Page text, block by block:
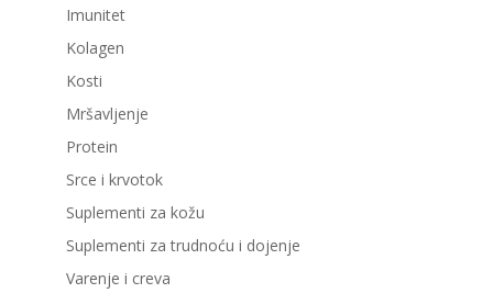
Imunitet
Kolagen
Kosti
Mršavljenje
Protein
Srce i krvotok
Suplementi za kožu
Suplementi za trudnoću i dojenje
Varenje i creva